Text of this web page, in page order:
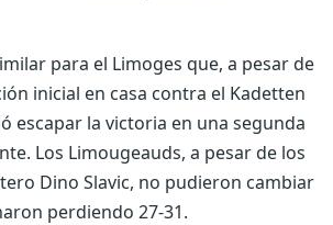
para el Limoges que, a pesar de
inicial en casa contra el Kadetten
escapar la victoria en una segunda
Los Limougeauds, a pesar de los
Dino Slavic, no pudieron cambiar
perdiendo 27-31.